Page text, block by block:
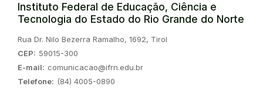
Instituto Federal de Educação, Ciência e
Tecnologia do Estado do Rio Grande do Norte
Endereço:
Rua Dr. Nilo Bezerra Ramalho, 1692, Tirol
CEP: 59015-300
E-mail: comunicacao@ifrn.edu.br
Telefone: (84) 4005-0890